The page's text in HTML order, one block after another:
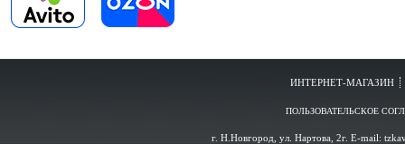
ИНТЕРНЕТ-МАГАЗИН
ПОЛЬЗОВАТЕЛЬСКОЕ
г. Н.Новгород, ул. Нартова, 2г. E-mail: